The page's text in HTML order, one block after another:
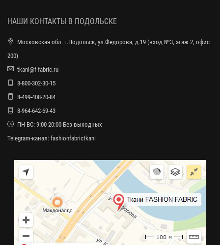
НАШИ КОНТАКТЫ В ПОДОЛЬСКЕ
Московская обл. г.Подольск, ул.Федорова, д.19 (вход №3, этаж 2, офис
200)
tkani@f-fabric.ru
8-800-302-30-15
8-499-408-20-84
8-964-642-69-43
ПН-ВС: 9:00-20:00 Без выходных
Telegram-канал: fashionfabrictkani